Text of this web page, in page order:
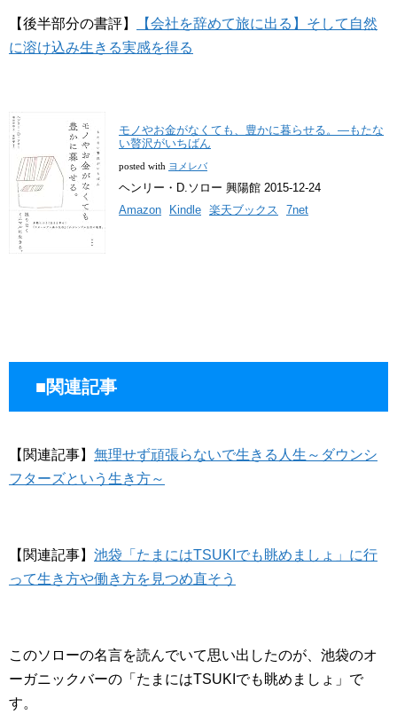
【後半部分の書評】
【会社を辞めて旅に出る】そして自然
に溶け込み生きる実感を得る
モノやお金がなくても、豊かに暮らせる。―もたな
い贅沢がいちばん
posted with ヨメレバ
ヘンリー・D.ソロー 興陽館 2015-12-24
Amazon
Kindle 楽天ブックス 7net
■関連記事
【関連記事】 無理せず頑張らないで生きる人生～ダウンシ
フターズという生き方～
【関連記事】 池袋「たまにはTSUKIでも眺めましょ」に行
って生き方や働き方を見つめ直そう
このソローの名言を読んでいて思い出したのが、池袋のオ
ーガニックバーの「たまにはTSUKIでも眺めましょ」で
す。